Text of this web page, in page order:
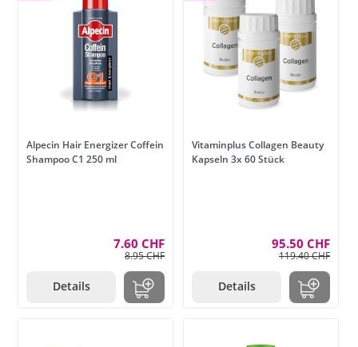
Alpecin Hair Energizer Coffein
Shampoo C1 250 ml
7.60 CHF
8.95 CHF
Details
Vitaminplus Collagen Beauty
Kapseln 3x 60 Stück
95.50 CHF
119.40 CHF
Details